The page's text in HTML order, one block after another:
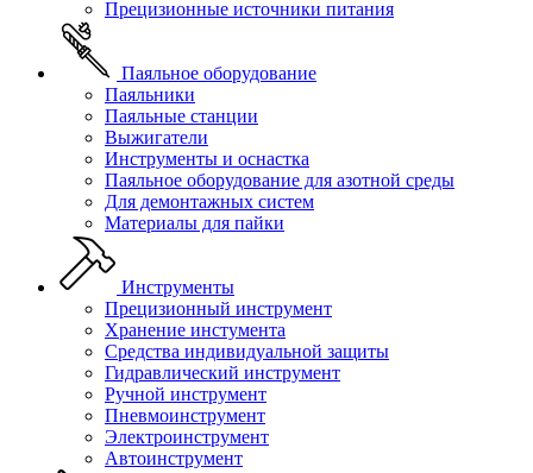
Прецизионные источники питания
Паяльное оборудование
Паяльники
Паяльные станции
Выжигатели
Инструменты и оснастка
Паяльное оборудование для азотной среды
Для демонтажных систем
Материалы для пайки
Инструменты
Прецизионный инструмент
Хранение инстумента
Средства индивидуальной защиты
Гидравлический инструмент
Ручной инструмент
Пневмоинструмент
Электроинструмент
Автоинструмент